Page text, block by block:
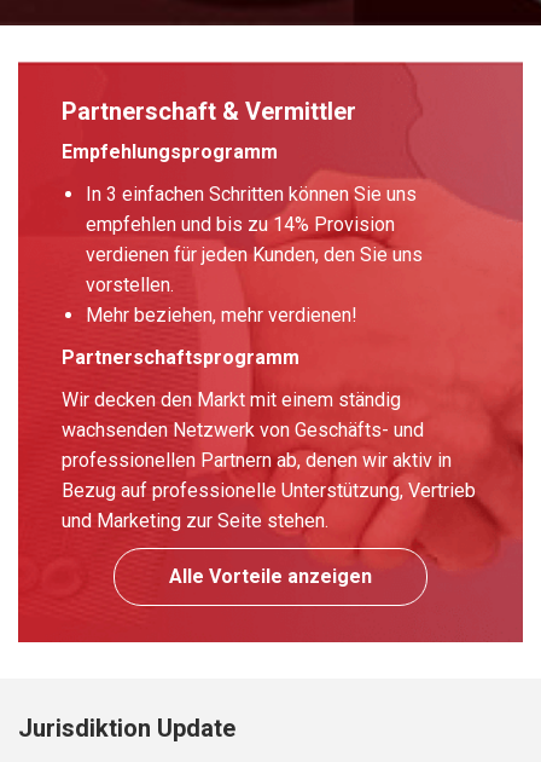
Partnerschaft & Vermittler
Empfehlungsprogramm
In 3 einfachen Schritten können Sie uns
empfehlen und bis zu 14% Provision
verdienen für jeden Kunden, den Sie uns
vorstellen.
Mehr beziehen, mehr verdienen!
Partnerschaftsprogramm
Wir decken den Markt mit einem ständig
wachsenden Netzwerk von Geschäfts- und
professionellen Partnern ab, denen wir aktiv in
Bezug auf professionelle Unterstützung, Vertrieb
und Marketing zur Seite stehen.
Alle Vorteile anzeigen
Jurisdiktion Update